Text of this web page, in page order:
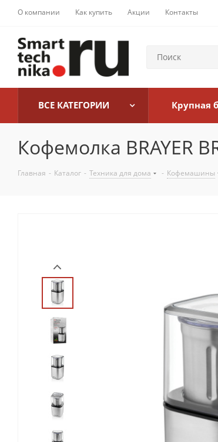
О компании Как купить Акции Контакты
ВСЕ КАТЕГОРИИ Крупная
Кофемолка BRAYER
Главная - Каталог - Техника для дома - Кофемашины